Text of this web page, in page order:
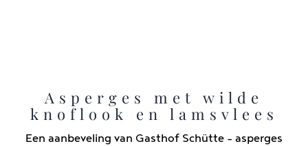
Asperges met wilde
knoflook en lamsvlees
Een aanbeveling van Gasthof Schütte - asperges